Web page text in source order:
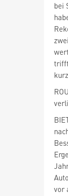
bei
vor